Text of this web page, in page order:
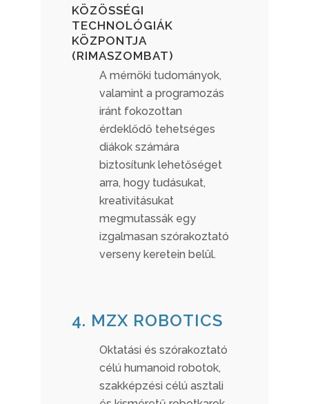
KÖZÖSSÉGI
TECHNOLÓGIÁK
KÖZPONTJA
(RIMASZOMBAT)
A mérnöki tudományok,
valamint a programozás
iránt fokozottan
érdeklődő tehetséges
diákok számára
biztosítunk lehetőséget
arra, hogy tudásukat,
kreativitásukat
megmutassák egy
izgalmasan szórakoztató
verseny keretein belül.
4. MZX ROBOTICS
Oktatási és szórakoztató
célú humanoid robotok,
szakképzési célú asztali